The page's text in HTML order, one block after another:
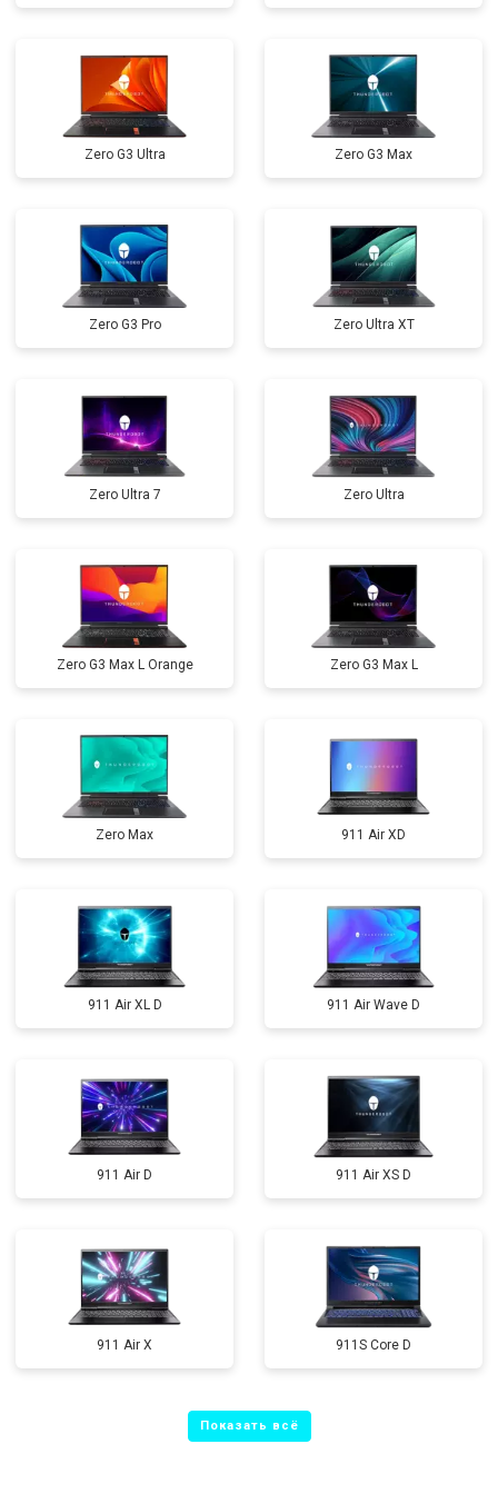
Замена оперативной памяти от 1100 ₽ Заказать
Прошивка BIOS от 1500 ₽ Заказать
Замена северного моста от 3500 ₽
Zero G3 Ultra Zero G3 Max
Zero G3 Pro Zero Ultra XT
Zero Ultra 7 Zero Ultra
Zero G3 Max L Orange Zero G3 Max L
Zero Max 911 Air XD
911 Air XL D 911 Air Wave D
911 Air D 911 Air XS D
911 Air X 911S Core D